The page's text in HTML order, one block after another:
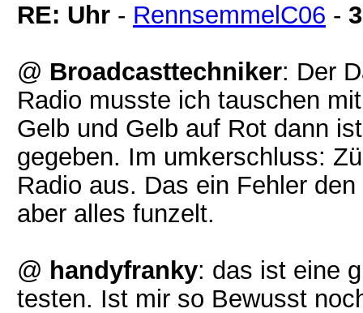
RE: Uhr - RennsemmelC06 -
@ Broadcasttechniker: Der
Radio musste ich tauschen
Gelb und Gelb auf Rot dann
gegeben. Im umkerschluss:
Radio aus. Das ein Fehler
aber alles funzelt.
@ handyfranky: das ist eine
testen. Ist mir so Bewusst